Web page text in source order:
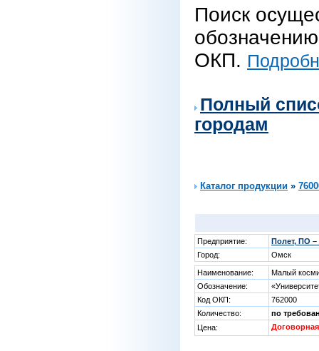
Поиск
ОКП.
Полный
городам
Каталог продукции »
Предприятие:
Полет, ПО
Город:
Омск
Наименование:
Малый
Обозначение:
Код ОКП:
762000
Количество:
по
Цена:
Договорная